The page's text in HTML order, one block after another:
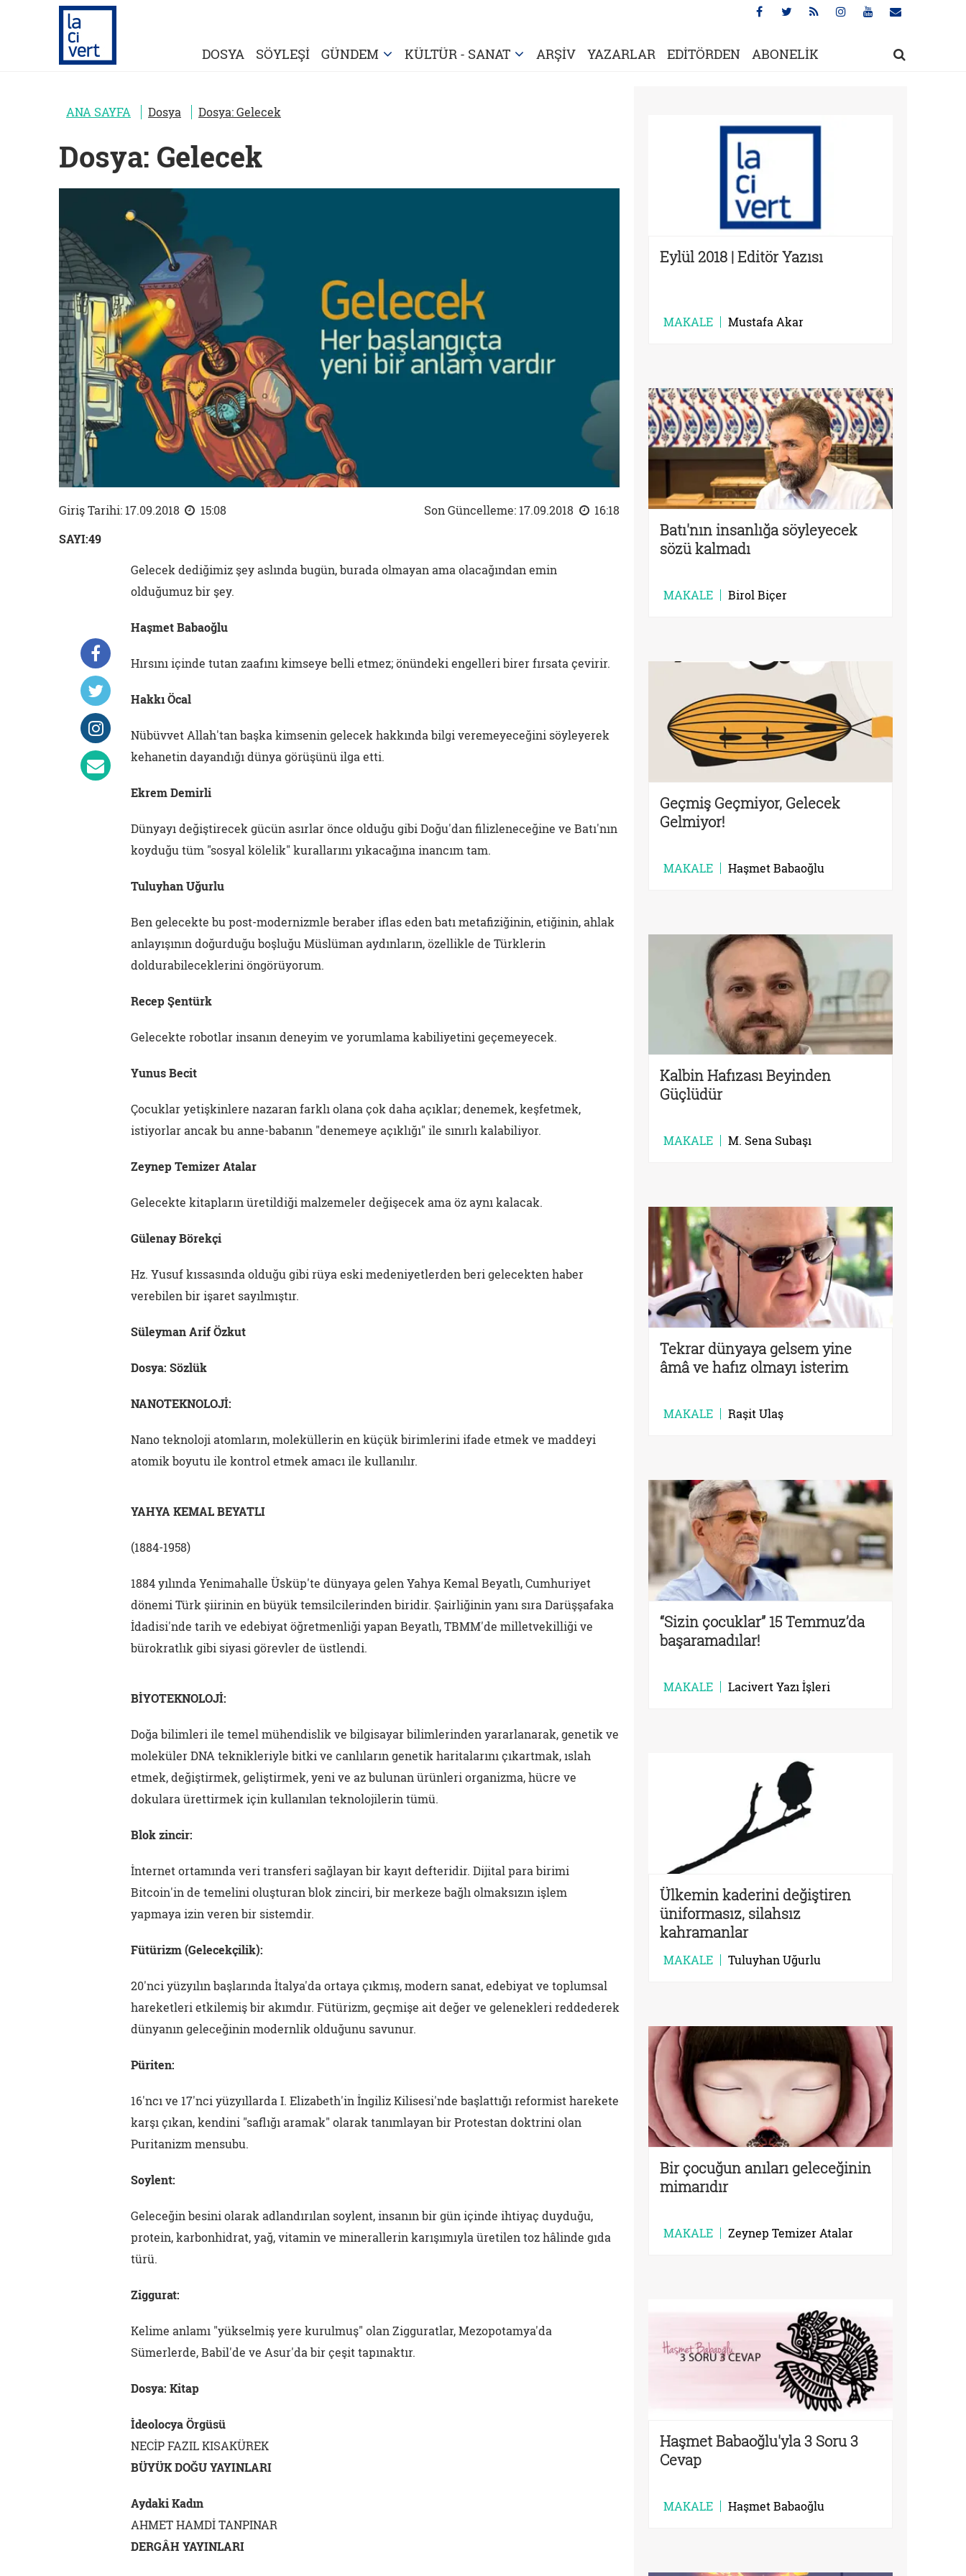
DOSYA SÖYLEŞİ GÜNDEM KÜLTÜR - SANAT ARŞİV YAZARLAR EDİTÖRDEN ABONELİK
ANA SAYFA Dosya Dosya: Gelecek
Dosya: Gelecek
Giriş Tarihi: 17.09.2018 15:08 Son Güncelleme: 17.09.2018
16:18
SAYI:49
Gelecek dediğimiz şey aslında bugün, burada olmayan ama olacağından emin
olduğumuz bir şey.
Haşmet Babaoğlu
Hırsını içinde tutan zaafını kimseye belli etmez; önündeki engelleri birer fırsata çevirir.
Hakkı Öcal
Nübüvvet Allah'tan başka kimsenin gelecek hakkında bilgi veremeyeceğini söyleyerek
kehanetin dayandığı dünya görüşünü ilga etti.
Ekrem Demirli
Dünyayı değiştirecek gücün asırlar önce olduğu gibi Doğu'dan filizleneceğine ve Batı'nın
koyduğu tüm "sosyal kölelik" kurallarını yıkacağına inancım tam.
Tuluyhan Uğurlu
Ben gelecekte bu post-modernizmle beraber iflas eden batı metafiziğinin, etiğinin, ahlak
anlayışının doğurduğu boşluğu Müslüman aydınların, özellikle de Türklerin
doldurabileceklerini öngörüyorum.
Recep Şentürk
Gelecekte robotlar insanın deneyim ve yorumlama kabiliyetini geçemeyecek.
Yunus Becit
Çocuklar yetişkinlere nazaran farklı olana çok daha açıklar; denemek, keşfetmek,
istiyorlar ancak bu anne-babanın "denemeye açıklığı" ile sınırlı kalabiliyor.
Zeynep Temizer Atalar
Gelecekte kitapların üretildiği malzemeler değişecek ama öz aynı kalacak.
Gülenay Börekçi
Hz. Yusuf kıssasında olduğu gibi rüya eski medeniyetlerden beri gelecekten haber
verebilen bir işaret sayılmıştır.
Süleyman Arif Özkut
Dosya: Sözlük
NANOTEKNOLOJİ:
Nano teknoloji atomların, moleküllerin en küçük birimlerini ifade etmek ve maddeyi
atomik boyutu ile kontrol etmek amacı ile kullanılır.
YAHYA KEMAL BEYATLI
(1884-1958)
1884 yılında Yenimahalle Üsküp'te dünyaya gelen Yahya Kemal Beyatlı, Cumhuriyet
dönemi Türk şiirinin en büyük temsilcilerinden biridir. Şairliğinin yanı sıra Darüşşafaka
İdadisi'nde tarih ve edebiyat öğretmenliği yapan Beyatlı, TBMM'de milletvekilliği ve
bürokratlık gibi siyasi görevler de üstlendi.
BİYOTEKNOLOJİ:
Doğa bilimleri ile temel mühendislik ve bilgisayar bilimlerinden yararlanarak, genetik ve
moleküler DNA teknikleriyle bitki ve canlıların genetik haritalarını çıkartmak, ıslah
etmek, değiştirmek, geliştirmek, yeni ve az bulunan ürünleri organizma, hücre ve
dokulara ürettirmek için kullanılan teknolojilerin tümü.
Blok zincir:
İnternet ortamında veri transferi sağlayan bir kayıt defteridir. Dijital para birimi
Bitcoin'in de temelini oluşturan blok zinciri, bir merkeze bağlı olmaksızın işlem
yapmaya izin veren bir sistemdir.
Fütürizm (Gelecekçilik):
20'nci yüzyılın başlarında İtalya'da ortaya çıkmış, modern sanat, edebiyat ve toplumsal
hareketleri etkilemiş bir akımdır. Fütürizm, geçmişe ait değer ve gelenekleri reddederek
dünyanın geleceğinin modernlik olduğunu savunur.
Püriten:
16'ncı ve 17'nci yüzyıllarda I. Elizabeth'in İngiliz Kilisesi'nde başlattığı reformist harekete
karşı çıkan, kendini "saflığı aramak" olarak tanımlayan bir Protestan doktrini olan
Puritanizm mensubu.
Soylent:
Geleceğin besini olarak adlandırılan soylent, insanın bir gün içinde ihtiyaç duyduğu,
protein, karbonhidrat, yağ, vitamin ve minerallerin karışımıyla üretilen toz hâlinde gıda
türü.
Ziggurat:
Kelime anlamı "yükselmiş yere kurulmuş" olan Zigguratlar, Mezopotamya'da
Sümerlerde, Babil'de ve Asur'da bir çeşit tapınaktır.
Dosya: Kitap
İdeolocya Örgüsü
NECİP FAZIL KISAKÜREK
BÜYÜK DOĞU YAYINLARI
Aydaki Kadın
AHMET HAMDİ TANPINAR
DERGÂH YAYINLARI
Eylül 2018 | Editör Yazısı
MAKALE Mustafa Akar
Batı'nın insanlığa söyleyecek
sözü kalmadı
MAKALE Birol Biçer
Geçmiş Geçmiyor, Gelecek
Gelmiyor!
MAKALE Haşmet Babaoğlu
Kalbin Hafızası Beyinden
Güçlüdür
MAKALE M. Sena Subaşı
Tekrar dünyaya gelsem yine
âmâ ve hafız olmayı isterim
MAKALE Raşit Ulaş
“Sizin çocuklar” 15 Temmuz’da
başaramadılar!
MAKALE Lacivert Yazı İşleri
Ülkemin kaderini değiştiren
üniformasız, silahsız
kahramanlar
MAKALE Tuluyhan Uğurlu
Bir çocuğun anıları geleceğinin
mimarıdır
MAKALE Zeynep Temizer Atalar
Haşmet Babaoğlu'yla 3 Soru 3
Cevap
MAKALE Haşmet Babaoğlu